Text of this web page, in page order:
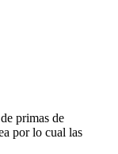
primas de
por lo cual las